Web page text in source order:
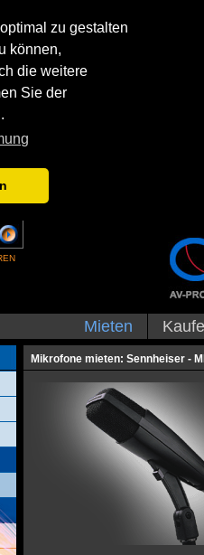
zu gestalten
können,
die weitere
Sie der
Mieten
Mikrofone mieten: Sennheiser -